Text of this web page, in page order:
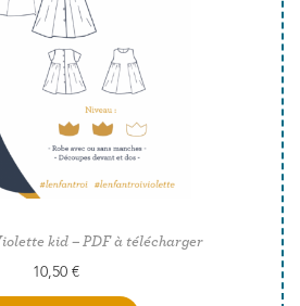
kid – PDF à télécharger
10,50€